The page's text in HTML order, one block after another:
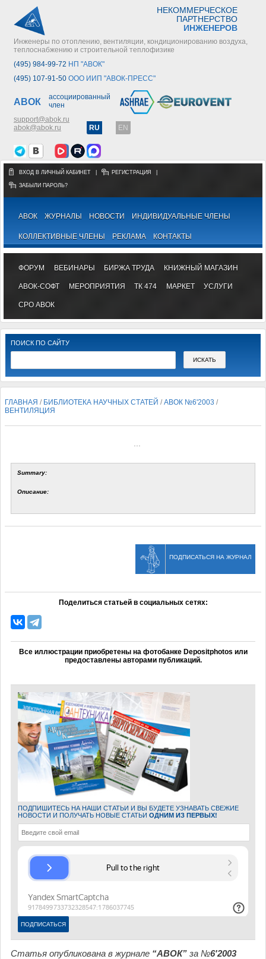
НЕКОММЕРЧЕСКОЕ
ПАРТНЕРСТВО
ИНЖЕНЕРОВ
Инженеры по отоплению, вентиляции, кондиционированию воздуха,
теплоснабжению и строительной теплофизике
(495) 984-99-72 НП "АВОК"
(495) 107-91-50 ООО ИИП "АВОК-ПРЕСС"
АВОК
ассоциированный
член
support@abok.ru
abok@abok.ru
RU EN
ВХОД В ЛИЧНЫЙ КАБИНЕТ РЕГИСТРАЦИЯ
ЗАБЫЛИ ПАРОЛЬ?
АВОК ЖУРНАЛЫ НОВОСТИ ИНДИВИДУАЛЬНЫЕ ЧЛЕНЫ
КОЛЛЕКТИВНЫЕ ЧЛЕНЫ РЕКЛАМА КОНТАКТЫ
ФОРУМ ВЕБИНАРЫ БИРЖА ТРУДА КНИЖНЫЙ МАГАЗИН
АВОК-СОФТ МЕРОПРИЯТИЯ ТК 474 МАРКЕТ УСЛУГИ
СРО АВОК
ПОИСК ПО САЙТУ
ГЛАВНАЯ / БИБЛИОТЕКА НАУЧНЫХ СТАТЕЙ /АВОК №6'2003 /
ВЕНТИЛЯЦИЯ
Summary:
Описание:
ПОДПИСАТЬСЯ НА ЖУРНАЛ
Поделиться статьей в социальных сетях:
Все иллюстрации приобретены на фотобанке Depositphotos или
предоставлены авторами публикаций.
ПОДПИШИТЕСЬ НА НАШИ СТАТЬИ И ВЫ БУДЕТЕ УЗНАВАТЬ СВЕЖИЕ
НОВОСТИ И ПОЛУЧАТЬ НОВЫЕ СТАТЬИ ОДНИМ ИЗ ПЕРВЫХ!
Статья опубликована в журнале “АВОК” за №6'2003